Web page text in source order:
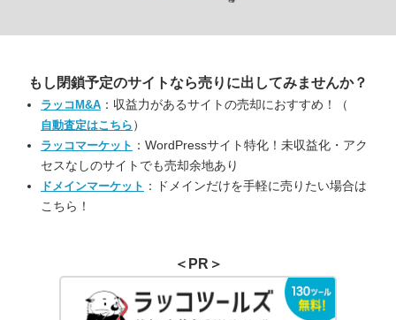
もし閉鎖予定のサイトなら売りに出してみませんか？
ラッコM&A ：収益力があるサイトの売却におすすめ！（
自動査定はこちら ）
ラッコマーケット ：WordPressサイト特化！未収益化・アク
セスなしのサイトでも売却余地あり
ドメインマーケット ：ドメインだけを手軽に売りたい場合は
こちら！
＜PR＞